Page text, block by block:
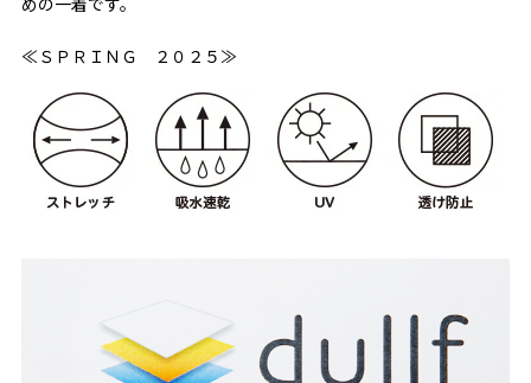
≪ＳＰＲＩＮＧ ２０２５≫